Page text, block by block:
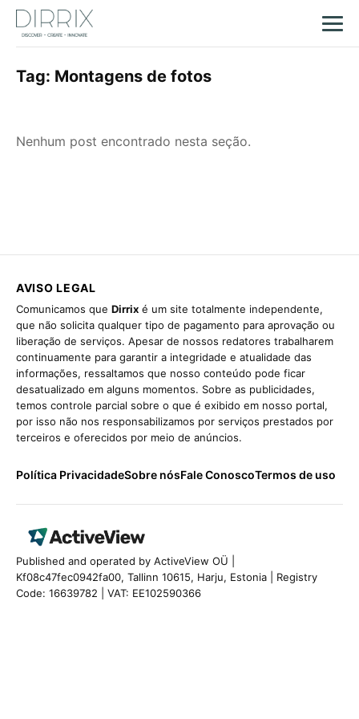
Tag: Montagens de fotos
Nenhum post encontrado nesta seção.
AVISO LEGAL
Comunicamos que Dirrix é um site totalmente independente,
que não solicita qualquer tipo de pagamento para aprovação ou
liberação de serviços. Apesar de nossos redatores trabalharem
continuamente para garantir a integridade e atualidade das
informações, ressaltamos que nosso conteúdo pode ficar
desatualizado em alguns momentos. Sobre as publicidades,
temos controle parcial sobre o que é exibido em nosso portal,
por isso não nos responsabilizamos por serviços prestados por
terceiros e oferecidos por meio de anúncios.
Política PrivacidadeSobre nósFale ConoscoTermos de uso
Published and operated by ActiveView OÜ |
Kf08c47fec0942fa00, Tallinn 10615, Harju, Estonia | Registry
Code: 16639782 | VAT: EE102590366